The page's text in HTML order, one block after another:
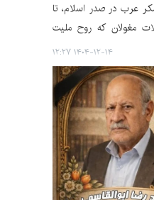
عرب در صدر اسلام، تا
مغولان که روح ملیت
۱۴۰۴-۱۲-۱۴ ۱۲:۲۷